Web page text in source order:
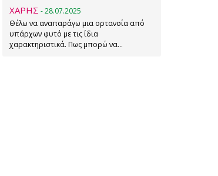
ΧΑΡΗΣ - 28.07.2025
Θέλω να αναπαράγω μια ορτανσία από
υπάρχων φυτό με τις ίδια
χαρακτηριστικά. Πως μπορώ να…